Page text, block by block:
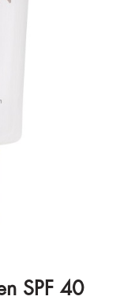
SPF 40